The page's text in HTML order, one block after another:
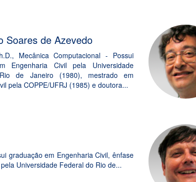
Soares de Azevedo
Mecânica Computacional - Possui
Engenharia Civil pela Universidade
de Janeiro (1980), mestrado em
pela COPPE/UFRJ (1985) e doutora...
graduação em Engenharia Civil, ênfase
Universidade Federal do Rio de...